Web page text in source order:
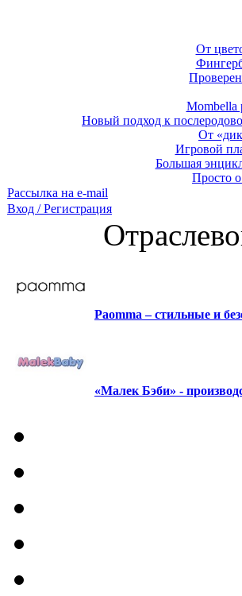
От
Mombella
Новый подход к
От
Игровой
Большая
Просто
Рассылка на e-mail
Вход / Регистрация
Paomma – стильные и
«Малек Бэби» -